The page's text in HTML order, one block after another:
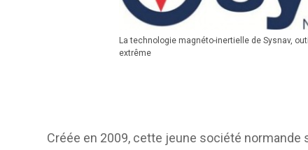
La technologie magnéto-inertielle de Sysnav,
extrême
Créée en 2009, cette jeune société